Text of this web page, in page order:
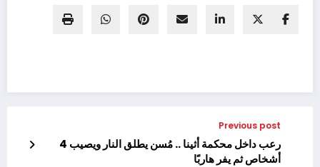
Previous post
رعب داخل محكمة أثينا .. مُسن يطلق النار ويصيب 4
أشخاص ثم يفر هاربًا